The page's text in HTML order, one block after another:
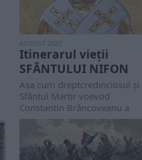
AUGUST 2025
Itinerarul vieții
SFÂNTULUI NIFON
Aşa cum dreptcredinciosul şi
Sfântul Martir voevod
Constantin Brâncoveanu a
săvârşit o mare binefacere
spirituală şi cultural-misionară
prin aducerea în Ţara
Românească...